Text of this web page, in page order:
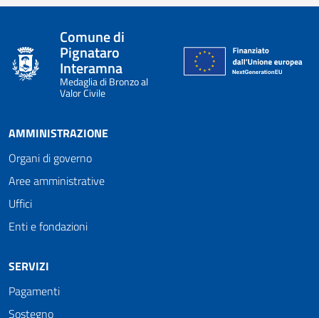
Comune di
Pignataro
Interamna
Medaglia di Bronzo al
Valor Civile
AMMINISTRAZIONE
Organi di governo
Aree amministrative
Uffici
Enti e fondazioni
SERVIZI
Pagamenti
Sostegno